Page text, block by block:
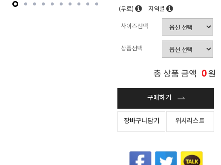
(무료) 지역별
사이즈선택
상품선택
총 상품 금액 0원
구매하기
장바구니담기 위시리스트